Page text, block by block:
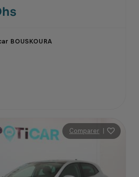
BOUSKOURA
Comparer |